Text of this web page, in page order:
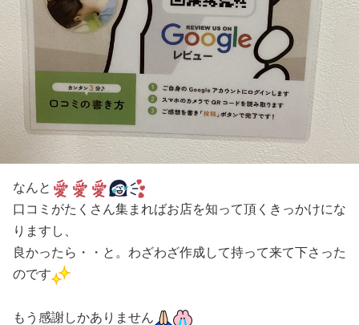
なんと
口コミがたくさん集まればお店を知って頂くきっかけにな
りますし、
良かったら・・と。わざわざ作成して持って来て下さった
のです
もう感謝しかありません